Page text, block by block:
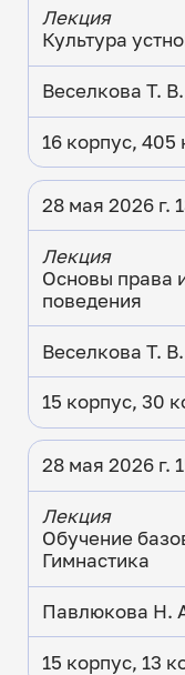
Лекция
Культура
Веселкова Т. В.
16 корпус, 405
28 мая 2026 г.
Лекция
Основы права
поведения
Веселкова Т. В.
15 корпус, 30
28 мая 2026 г.
Лекция
Обучение
Гимнастика
Павлюкова Н.
15 корпус, 13